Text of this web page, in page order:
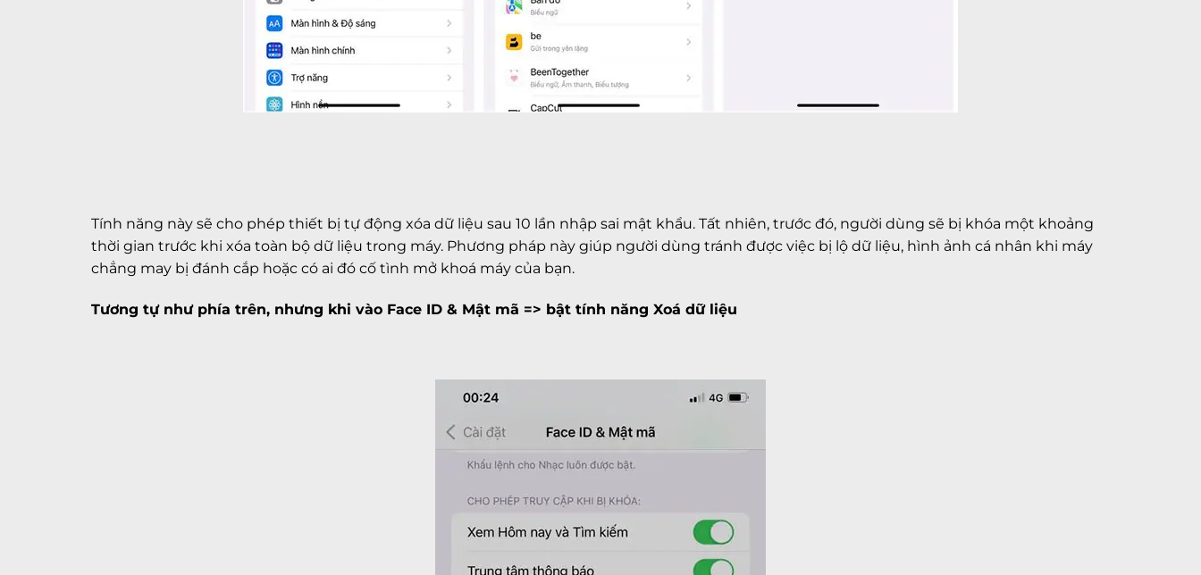
Tính năng này sẽ cho phép thiết bị tự động xóa dữ liệu sau 10 lần nhập sai mật khẩu. Tất nhiên, trước đó, người dùng sẽ bị khóa một khoảng
thời gian trước khi xóa toàn bộ dữ liệu trong máy. Phương pháp này giúp người dùng tránh được việc bị lộ dữ liệu, hình ảnh cá nhân khi máy
chẳng may bị đánh cắp hoặc có ai đó cố tình mở khoá máy của bạn.
Tương tự như phía trên, nhưng khi vào Face ID & Mật mã => bật tính năng Xoá dữ liệu